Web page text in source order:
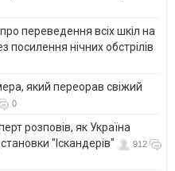
переведення всіх шкіл на
посилення нічних обстрілів
який переорав свіжий
0
розповів, як Україна
"Іскандерів"
912